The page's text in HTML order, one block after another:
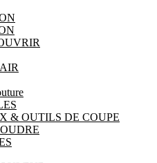
& OUTILS DE COUPE